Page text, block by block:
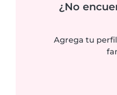
¿No
Agrega tu